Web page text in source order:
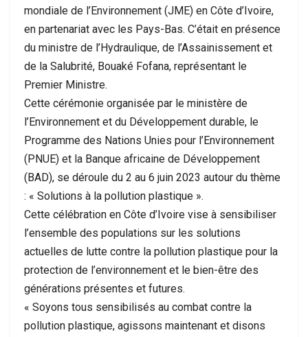
mondiale de l’Environnement (JME) en Côte d’Ivoire,
en partenariat avec les Pays-Bas. C’était en présence
du ministre de l’Hydraulique, de l’Assainissement et
de la Salubrité, Bouaké Fofana, représentant le
Premier Ministre.
Cette cérémonie organisée par le ministère de
l’Environnement et du Développement durable, le
Programme des Nations Unies pour l’Environnement
(PNUE) et la Banque africaine de Développement
(BAD), se déroule du 2 au 6 juin 2023 autour du thème
: « Solutions à la pollution plastique ».
Cette célébration en Côte d’Ivoire vise à sensibiliser
l’ensemble des populations sur les solutions
actuelles de lutte contre la pollution plastique pour la
protection de l’environnement et le bien-être des
générations présentes et futures.
« Soyons tous sensibilisés au combat contre la
pollution plastique, agissons maintenant et disons